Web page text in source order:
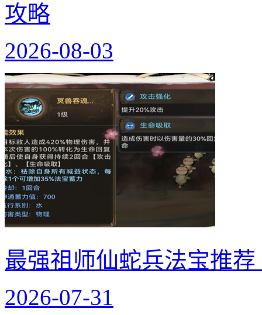
攻略
2026-08-03
最强祖师仙蛇兵法宝推
2026-07-31